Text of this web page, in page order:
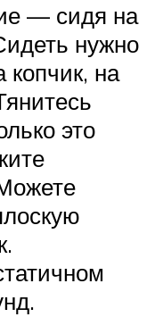
— сидя на
нужно
копчик, на
это